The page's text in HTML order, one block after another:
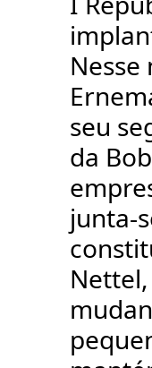
seu
da
junta-